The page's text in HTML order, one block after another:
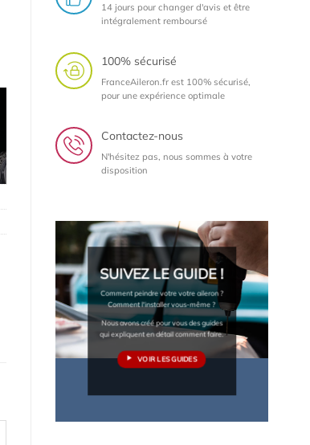
14 jours pour changer d'avis et être
intégralement remboursé
100% sécurisé
FranceAileron.fr est 100% sécurisé,
pour une expérience optimale
Contactez-nous
N'hésitez pas, nous sommes à votre
disposition
SUIVEZ LE GUIDE !
Comment peindre votre votre aileron ?
Comment l'installer vous-même ?
Nous avons créé pour vous des guides
qui expliquent en détail comment faire.
VOIR LES GUIDES